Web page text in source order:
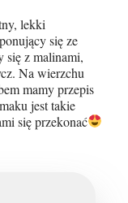
lekki
się ze
się z malinami,
Na wierzchu
mamy przepis
jest takie
się przekonać